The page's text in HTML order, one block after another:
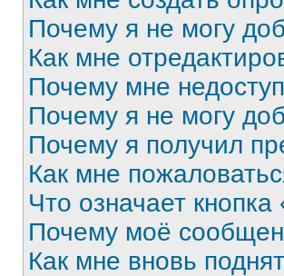
Почему я не могу
Как мне
Почему мне
Почему я не могу
Почему я получил
Как мне
Что означает
Почему моё
Как мне вновь